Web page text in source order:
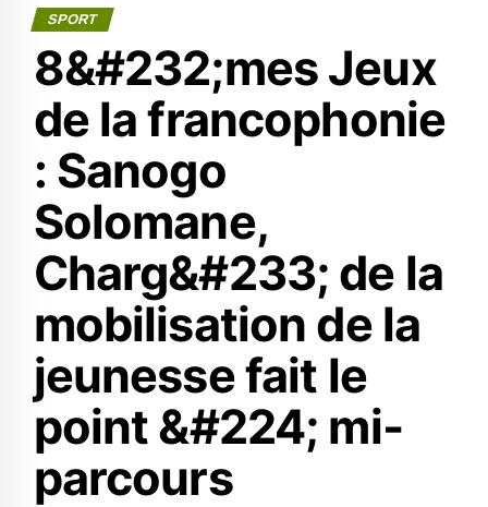
SPORT
8&#232;mes Jeux
de la francophonie
: Sanogo
Solomane,
Charg&#233; de la
mobilisation de la
jeunesse fait le
point &#224; mi-
parcours